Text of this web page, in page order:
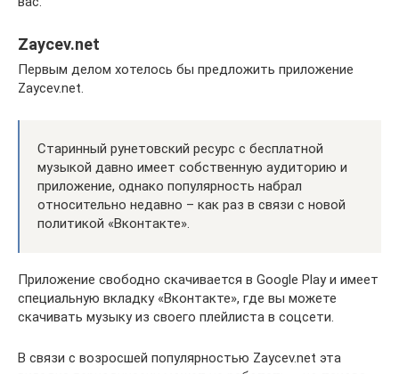
Zaycev.net
Первым делом хотелось бы предложить приложение
Zaycev.net.
Старинный рунетовский ресурс с бесплатной
музыкой давно имеет собственную аудиторию и
приложение, однако популярность набрал
относительно недавно – как раз в связи с новой
политикой «Вконтакте».
Приложение свободно скачивается в Google Play и имеет
специальную вкладку «Вконтакте», где вы можете
скачивать музыку из своего плейлиста в соцсети.
В связи с возросшей популярностью Zaycev.net эта